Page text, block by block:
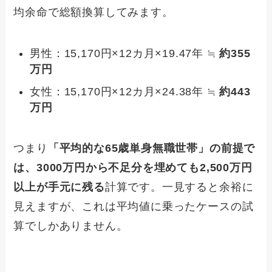
均余命で総額換算してみます。
男性：15,170円×12カ月×19.47年 ≒約355
万円
女性：15,170円×12カ月×24.38年 ≒約443
万円
つまり
「平均的な65歳単身無職世帯」の前提で
は、3000万円から不足分を埋めても2,500万円
以上が手元に残る計算です。一見すると余裕に
見えますが、これは平均値に乗ったケースの試
算でしかありません。